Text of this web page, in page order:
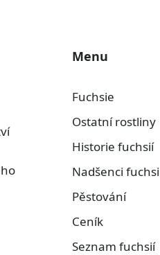
Menu
Fuchsie
Ostatní rostliny
Historie fuchsií
Nadšenci
Pěstování
Ceník
Seznam fuchsií